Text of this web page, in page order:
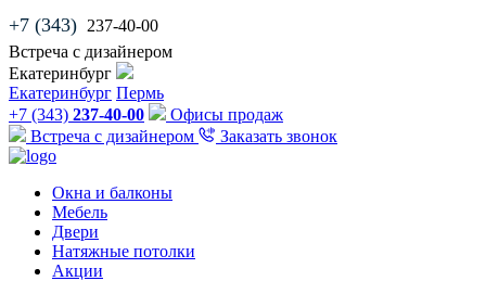
+7 (343) 237-40-00
Встреча с дизайнером
Екатеринбург
Екатеринбург Пермь
+7 (343) 237-40-00
Офисы продаж
Встреча с дизайнером
Заказать звонок
Окна и балконы
Мебель
Двери
Натяжные потолки
Акции